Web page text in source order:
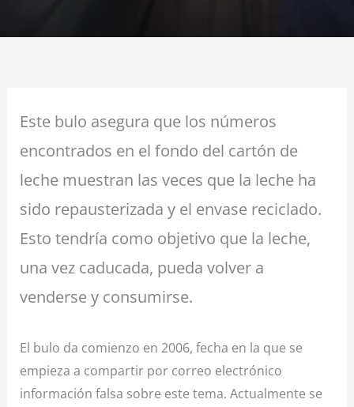
Este bulo asegura que los números
encontrados en el fondo del cartón de
leche muestran las veces que la leche ha
sido repausterizada y el envase reciclado.
Esto tendría como objetivo que la leche,
una vez caducada, pueda volver a
venderse y consumirse.
El bulo da comienzo en 2006, fecha en la que se
empieza a compartir por correo electrónico
información falsa sobre este tema. Actualmente se